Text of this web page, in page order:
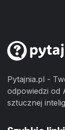
Pytajnia.pl -
odpowiedzi od
sztucznej